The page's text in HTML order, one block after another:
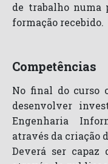
de trabalho numa
formação recebido.
Competências
No final do curso
desenvolver
Engenharia
através da criação
Deverá ser